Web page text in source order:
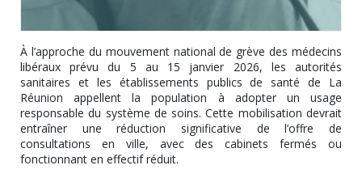
À l’approche du mouvement national de grève des médecins
libéraux prévu du 5 au 15 janvier 2026, les autorités
sanitaires et les établissements publics de santé de La
Réunion appellent la population à adopter un usage
responsable du système de soins. Cette mobilisation devrait
entraîner une réduction significative de l’offre de
consultations en ville, avec des cabinets fermés ou
fonctionnant en effectif réduit.